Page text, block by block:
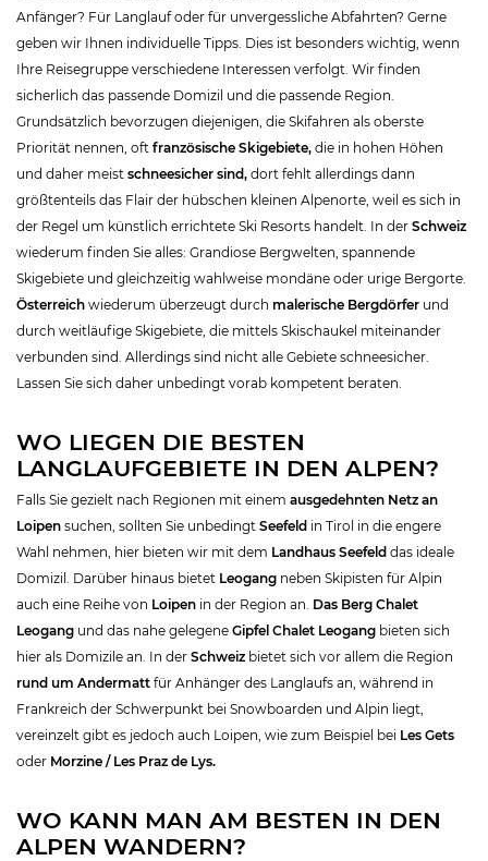
Anfänger? Für Langlauf oder für unvergessliche Abfahrten? Gerne
geben wir Ihnen individuelle Tipps. Dies ist besonders wichtig, wenn
Ihre Reisegruppe verschiedene Interessen verfolgt. Wir finden
sicherlich das passende Domizil und die passende Region.
Grundsätzlich bevorzugen diejenigen, die Skifahren als oberste
Priorität nennen, oft französische Skigebiete, die in hohen Höhen
und daher meist schneesicher sind, dort fehlt allerdings dann
größtenteils das Flair der hübschen kleinen Alpenorte, weil es sich in
der Regel um künstlich errichtete Ski Resorts handelt. In der Schweiz
wiederum finden Sie alles: Grandiose Bergwelten, spannende
Skigebiete und gleichzeitig wahlweise mondäne oder urige Bergorte.
Österreich wiederum überzeugt durch malerische Bergdörfer und
durch weitläufige Skigebiete, die mittels Skischaukel miteinander
verbunden sind. Allerdings sind nicht alle Gebiete schneesicher.
Lassen Sie sich daher unbedingt vorab kompetent beraten.
WO LIEGEN DIE BESTEN
LANGLAUFGEBIETE IN DEN ALPEN?
Falls Sie gezielt nach Regionen mit einem ausgedehnten Netz an
Loipen suchen, sollten Sie unbedingt Seefeld in Tirol in die engere
Wahl nehmen, hier bieten wir mit dem Landhaus Seefeld das ideale
Domizil. Darüber hinaus bietet Leogang neben Skipisten für Alpin
auch eine Reihe von Loipen in der Region an. Das Berg Chalet
Leogang und das nahe gelegene Gipfel Chalet Leogang bieten sich
hier als Domizile an. In der Schweiz bietet sich vor allem die Region
rund um Andermatt für Anhänger des Langlaufs an, während in
Frankreich der Schwerpunkt bei Snowboarden und Alpin liegt,
vereinzelt gibt es jedoch auch Loipen, wie zum Beispiel bei Les Gets
oder Morzine / Les Praz de Lys.
WO KANN MAN AM BESTEN IN DEN
ALPEN WANDERN?